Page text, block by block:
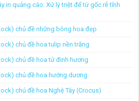
in quảng cáo: Xử lý triệt để từ gốc rễ tĩnh
chủ đề những bông hoa đẹp
chủ đề hoa tulip nền trắng
chủ đề hoa tử đinh hương
chủ đề hoa hướng dương
chủ đề hoa Nghệ Tây (Crocus)